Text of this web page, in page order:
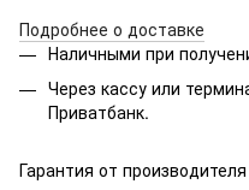
Подробнее о доставке
Наличными при
Через кассу или
Приватбанк.
Гарантия от